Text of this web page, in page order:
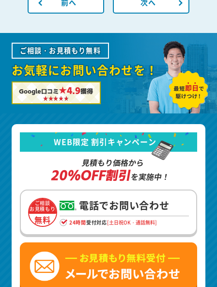
前へ 次へ
ご相談・お見積もり無料
お気軽にお問い合わせを！
Google口コミ★4.9獲得
WEB限定 割引キャンペーン
見積もり価格から
20%OFF割引を実施中！
ご相談
お見積もり
無料
電話でお問い合わせ
24時間受付対応[土日祝OK・通話無料]